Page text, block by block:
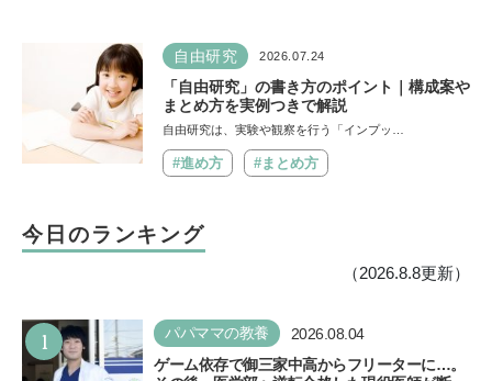
自由研究 2026.07.24
「自由研究」の書き方のポイント｜構成案や
まとめ方を実例つきで解説
自由研究は、実験や観察を行う「インプッ…
#進め方 #まとめ方
今日のランキング
（2026.8.8更新）
1 パパママの教養 2026.08.04
ゲーム依存で御三家中高からフリーターに…。